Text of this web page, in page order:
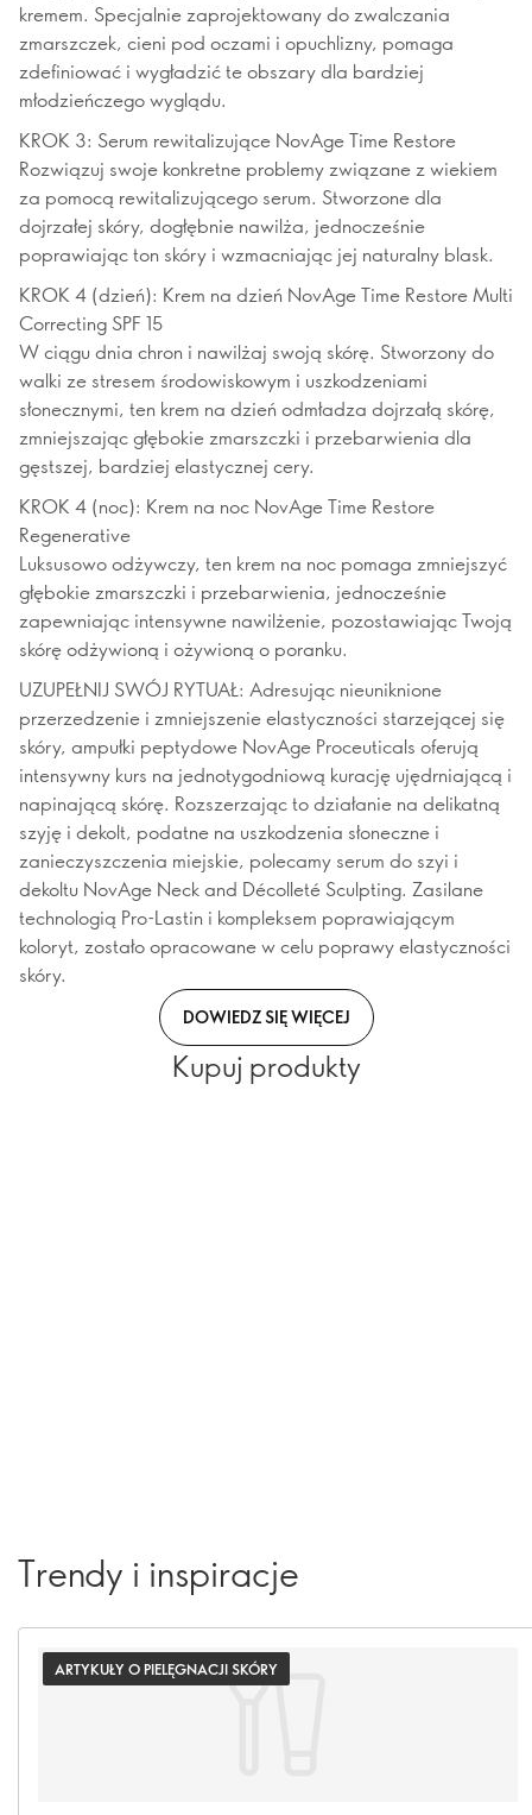
kremem. Specjalnie zaprojektowany do zwalczania
zmarszczek, cieni pod oczami i opuchlizny, pomaga
zdefiniować i wygładzić te obszary dla bardziej
młodzieńczego wyglądu.
KROK 3: Serum rewitalizujące NovAge Time Restore
Rozwiązuj swoje konkretne problemy związane z wiekiem
za pomocą rewitalizującego serum. Stworzone dla
dojrzałej skóry, dogłębnie nawilża, jednocześnie
poprawiając ton skóry i wzmacniając jej naturalny blask.
KROK 4 (dzień): Krem na dzień NovAge Time Restore Multi
Correcting SPF 15
W ciągu dnia chron i nawilżaj swoją skórę. Stworzony do
walki ze stresem środowiskowym i uszkodzeniami
słonecznymi, ten krem na dzień odmładza dojrzałą skórę,
zmniejszając głębokie zmarszczki i przebarwienia dla
gęstszej, bardziej elastycznej cery.
KROK 4 (noc): Krem na noc NovAge Time Restore
Regenerative
Luksusowo odżywczy, ten krem na noc pomaga zmniejszyć
głębokie zmarszczki i przebarwienia, jednocześnie
zapewniając intensywne nawilżenie, pozostawiając Twoją
skórę odżywioną i ożywioną o poranku.
UZUPEŁNIJ SWÓJ RYTUAŁ: Adresując nieuniknione
przerzedzenie i zmniejszenie elastyczności starzejącej się
skóry, ampułki peptydowe NovAge Proceuticals oferują
intensywny kurs na jednotygodniową kurację ujędrniającą i
napinającą skórę. Rozszerzając to działanie na delikatną
szyję i dekolt, podatne na uszkodzenia słoneczne i
zanieczyszczenia miejskie, polecamy serum do szyi i
dekoltu NovAge Neck and Décolleté Sculpting. Zasilane
technologią Pro-Lastin i kompleksem poprawiającym
koloryt, zostało opracowane w celu poprawy elastyczności
skóry.
DOWIEDZ SIĘ WIĘCEJ
Kupuj produkty
Trendy i inspiracje
ARTYKUŁY O PIELĘGNACJI SKÓRY